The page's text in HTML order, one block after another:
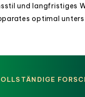
und langfristiges
optimal